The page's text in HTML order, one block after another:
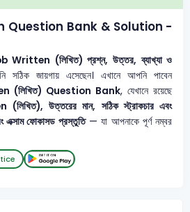
Question Bank & Solution -
Written (লিখিত) প্রশ্ন, উত্তর, ব্যাখ্যা ও
জায়গায় এসেছেন। এখানে আপনি পাবেন
(লিখিত) Question Bank, যেখানে রয়েছে
উত্তরের মান, সঠিক স্ট্রাকচার এবং
এক্সাম ফোকাসড প্রস্তুতি— যা আপনাকে পূর্ণ নম্বর